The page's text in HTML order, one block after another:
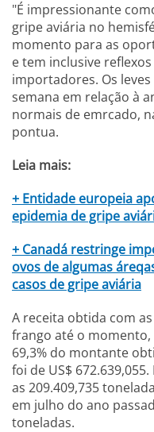
"É impressionante
gripe aviária no
momento para as
e tem inclusive
importadores. Os
semana em relação à
normais de emrcado,
pontua.
Leia mais:
+ Entidade europeia
epidemia de gripe
+ Canadá restringe
ovos de algumas
casos de gripe aviária
A receita obtida com
frango até o momento,
69,3% do montante
foi de US$
as 209.409,735
em julho do ano
toneladas.